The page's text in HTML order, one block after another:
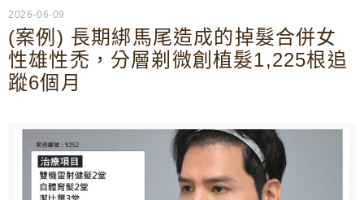
2026-06-09
(案例) 長期綁馬尾造成的掉髮合併女
性雄性禿，分層剃微創植髮1,225根追
蹤6個月